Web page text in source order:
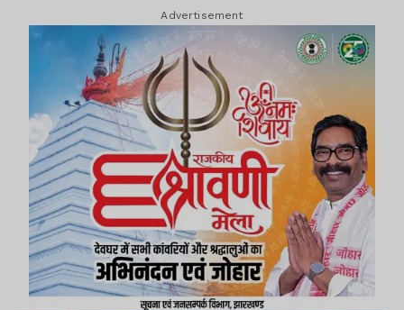
Advertisement